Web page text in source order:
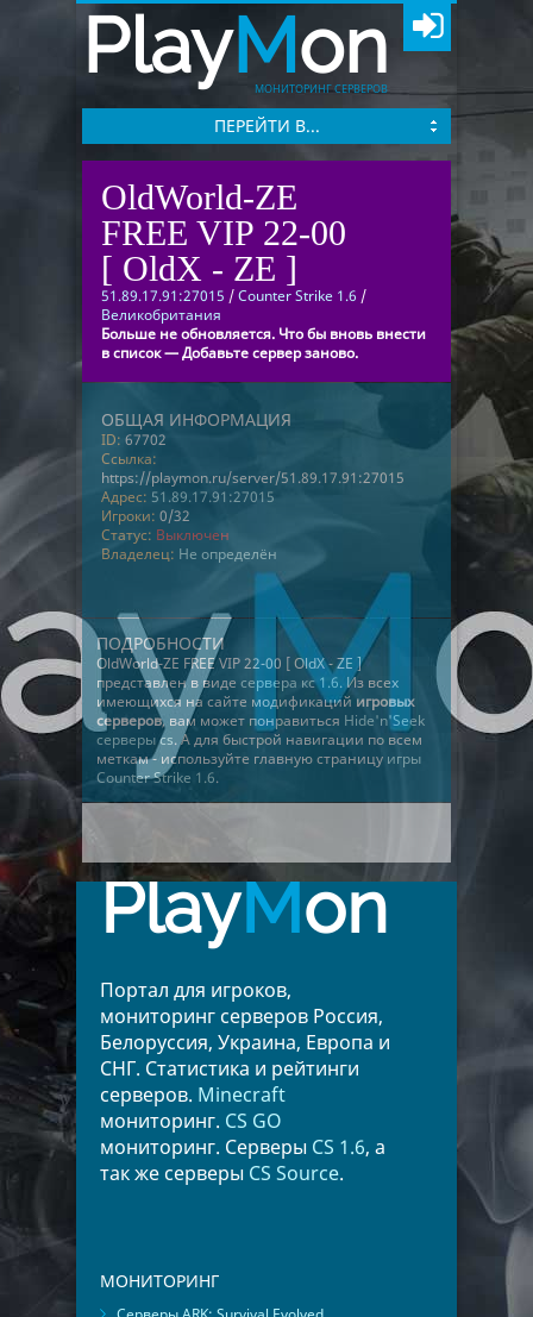
PlayMon
МОНИТОРИНГ СЕРВЕРОВ
ПЕРЕЙТИ В...
OldWorld-ZE
FREE VIP 22-00
[ OldX - ZE ]
51.89.17.91:27015 /Counter Strike 1.6 /
Великобритания
Больше не обновляется. Что бы вновь внести
в список — Добавьте сервер заново.
ОБЩАЯ ИНФОРМАЦИЯ
ID: 67702
Ссылка:
https://playmon.ru/server/51.89.17.91:27015
Адрес: 51.89.17.91:27015
Игроки: 0/32
Статус: Выключен
Владелец: Не определён
ПОДРОБНОСТИ
OldWorld-ZE FREE VIP 22-00 [ OldX - ZE ]
представлен в виде сервера кс 1.6. Из всех
имеющихся на сайте модификаций игровых
серверов, вам может понравиться Hide'n'Seek
серверы cs. А для быстрой навигации по всем
меткам - используйте главную страницу игры
Counter Strike 1.6.
PlayMon
Портал для игроков,
мониторинг серверов Россия,
Белоруссия, Украина, Европа и
СНГ. Статистика и рейтинги
серверов. Minecraft
мониторинг. CS GO
мониторинг. Серверы CS 1.6, а
так же серверы CS Source.
МОНИТОРИНГ